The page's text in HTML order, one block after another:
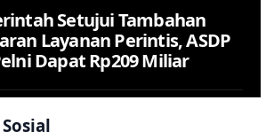
Setujui Tambahan
Layanan Perintis, ASDP
Dapat Rp209 Miliar